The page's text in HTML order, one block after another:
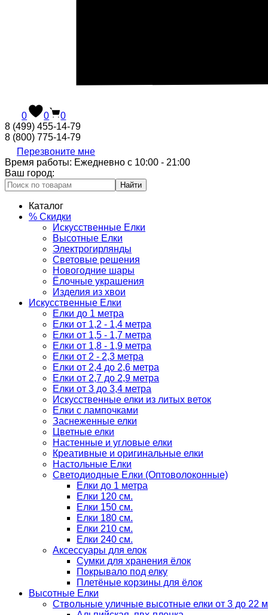
0 0
0
8 (499) 455-14-79
8 (800) 775-14-79
Перезвоните мне
Время работы: Ежедневно с 10:00 - 21:00
Ваш город:
Найти
Каталог
% Скидки
Искусственные Елки
Высотные Елки
Электрогирлянды
Световые решения
Новогодние шары
Ёлочные украшения
Изделия из хвои
Искусственные Елки
Елки до 1 метра
Елки от 1,2 - 1,4 метра
Елки от 1,5 - 1,7 метра
Елки от 1,8 - 1,9 метра
Елки от 2 - 2,3 метра
Елки от 2,4 до 2,6 метра
Елки от 2,7 до 2,9 метра
Елки от 3 до 3,4 метра
Искусственные елки из литых веток
Елки с лампочками
Заснеженные елки
Цветные елки
Настенные и угловые елки
Креативные и оригинальные елки
Настольные Елки
Светодиодные Елки (Оптоволоконные)
Елки до 1 метра
Елки 120 см.
Елки 150 см.
Елки 180 см.
Елки 210 см.
Елки 240 см.
Аксессуары для елок
Сумки для хранения ёлок
Покрывало под елку
Плетёные корзины для ёлок
Высотные Елки
Ствольные уличные высотные елки от 3 до 22 м